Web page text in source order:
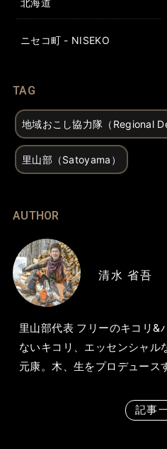
北海道
ニセコ町 - NISEKO
TAG
地域おこし協力隊（Regional
里山部（Satoyama）
AUTHOR
清水 省吾
里山部代表 フリーのキコリ&
ないキコリ、エッセンシャル
元康。木、生をプロデュース
記事